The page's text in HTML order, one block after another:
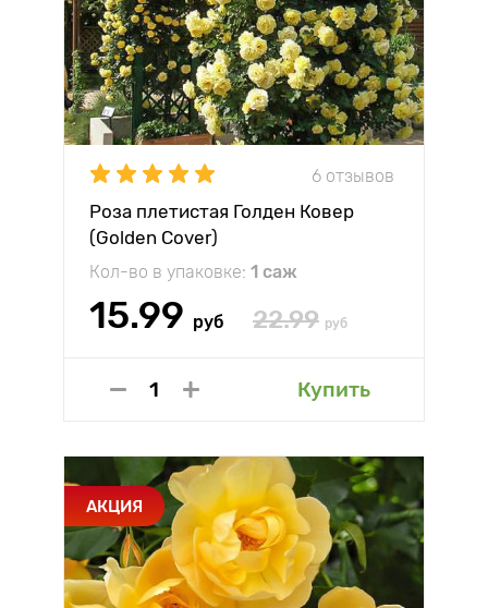
6 отзывов
Роза плетистая Голден Ковер
(Golden Cover)
Кол-во в упаковке: 1 саж
15.99 руб 22.99 руб
Купить
АКЦИЯ